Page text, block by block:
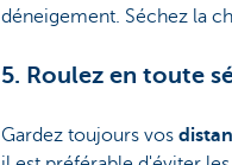
déneigement. Séchez la
5. Roulez en toute
Gardez toujours vos